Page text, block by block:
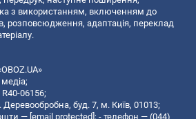
з використанням, включенням до
розповсюдження, адаптація, переклад
06156;
буд. 7, м. Київ, 01013;
— [email protected]; - телефон — (044)